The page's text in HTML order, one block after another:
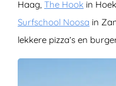
Haag, The Hook in
Surfschool Noosa in
lekkere pizza’s en